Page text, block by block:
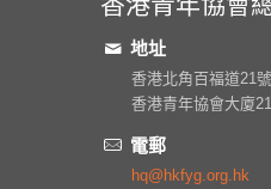
地址
香港北角百福道21號
香港青年協會大廈
電郵
hq@hkfyg.org.hk